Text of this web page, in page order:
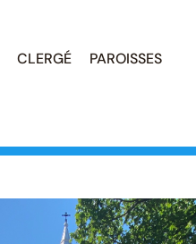
CLERGÉ PAROISSES